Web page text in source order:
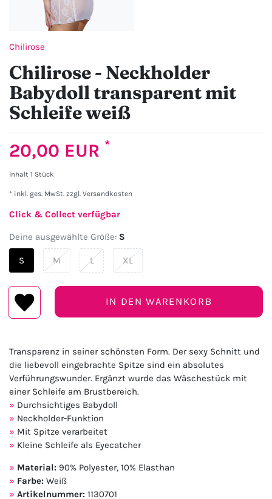
Chilirose
Chilirose - Neckholder
Babydoll transparent mit
Schleife weiß
20,00 EUR *
Inhalt 1 Stück
* inkl. ges. MwSt. zzgl. Versandkosten
Click & Collect verfügbar
Deine ausgewählte Größe: S
S M L XL
IN DEN WARENKORB
Transparenz in seiner schönsten Form. Der sexy Schnitt und
die liebevoll eingebrachte Spitze sind ein absolutes
Verführungswunder. Ergänzt wurde das Wäschestück mit
einer Schleife am Brustbereich.
Durchsichtiges Babydoll
Neckholder-Funktion
Mit Spitze verarbeitet
Kleine Schleife als Eyecatcher
Material: 90% Polyester, 10% Elasthan
Farbe: Weiß
Artikelnummer: 1130701